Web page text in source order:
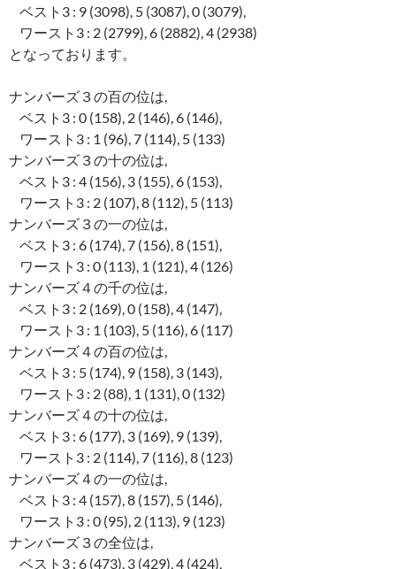
ベスト3 : 9 (3098), 5 (3087), 0 (3079),
ワースト3 : 2 (2799), 6 (2882), 4 (2938)
となっております。
ナンバーズ３の百の位は,
ベスト3 : 0 (158), 2 (146), 6 (146),
ワースト3 : 1 (96), 7 (114), 5 (133)
ナンバーズ３の十の位は,
ベスト3 : 4 (156), 3 (155), 6 (153),
ワースト3 : 2 (107), 8 (112), 5 (113)
ナンバーズ３の一の位は,
ベスト3 : 6 (174), 7 (156), 8 (151),
ワースト3 : 0 (113), 1 (121), 4 (126)
ナンバーズ４の千の位は,
ベスト3 : 2 (169), 0 (158), 4 (147),
ワースト3 : 1 (103), 5 (116), 6 (117)
ナンバーズ４の百の位は,
ベスト3 : 5 (174), 9 (158), 3 (143),
ワースト3 : 2 (88), 1 (131), 0 (132)
ナンバーズ４の十の位は,
ベスト3 : 6 (177), 3 (169), 9 (139),
ワースト3 : 2 (114), 7 (116), 8 (123)
ナンバーズ４の一の位は,
ベスト3 : 4 (157), 8 (157), 5 (146),
ワースト3 : 0 (95), 2 (113), 9 (123)
ナンバーズ３の全位は,
ベスト3 : 6 (473), 3 (429), 4 (424),